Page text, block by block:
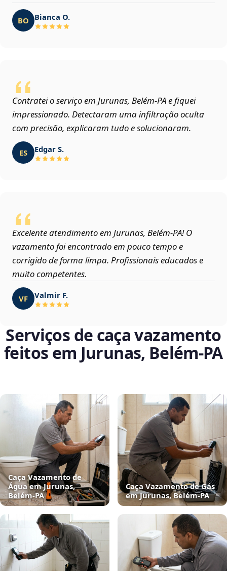
BO Bianca O.
Contratei o serviço em Jurunas, Belém‑PA e fiquei
impressionado. Detectaram uma infiltração oculta
com precisão, explicaram tudo e solucionaram.
ES Edgar S.
Excelente atendimento em Jurunas, Belém‑PA! O
vazamento foi encontrado em pouco tempo e
corrigido de forma limpa. Profissionais educados e
muito competentes.
VF Valmir F.
Serviços de caça vazamento
feitos em Jurunas, Belém‑PA
Caça Vazamento de
Água em Jurunas,
Belém‑PA
Caça Vazamento de Gás
em Jurunas, Belém‑PA